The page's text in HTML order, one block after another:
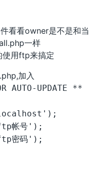
看看owner是不是和当
一样
使用ftp来搞定
加入
AUTO-UPDATE **
帐号');
密码');